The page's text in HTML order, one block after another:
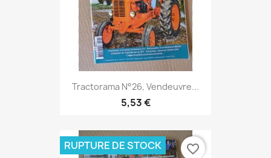
Tractorama N°26, Vendeuvre...
5,53 €
RUPTURE DE STOCK favorite_border